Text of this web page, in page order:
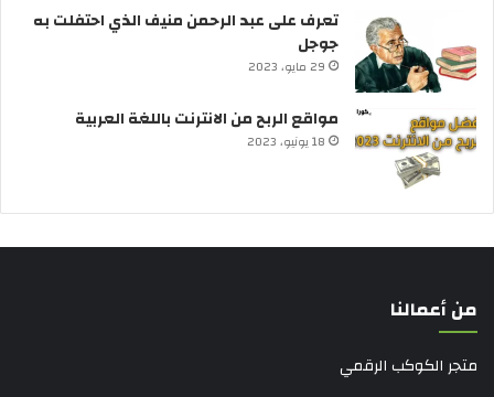
تعرف على عبد الرحمن منيف الذي احتفلت به
جوجل
29 مايو، 2023
مواقع الربح من الانترنت باللغة العربية
18 يونيو، 2023
من أعمالنا
متجر الكوكب الرقمي